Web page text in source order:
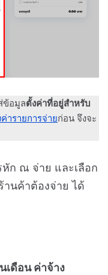
ข้อมูลตั้งค่าที่อยู่สำหรับ
ารายการจ่ายก่อน จึงจะ
ก ณ จ่าย และเลือก
นค้าต้องจ่าย ได้
นเดือน ค่าจ้าง